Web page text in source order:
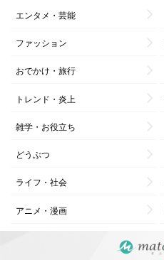
エンタメ・芸能
ファッション
おでかけ・旅行
トレンド・炎上
雑学・お役立ち
どうぶつ
ライフ・社会
アニメ・漫画